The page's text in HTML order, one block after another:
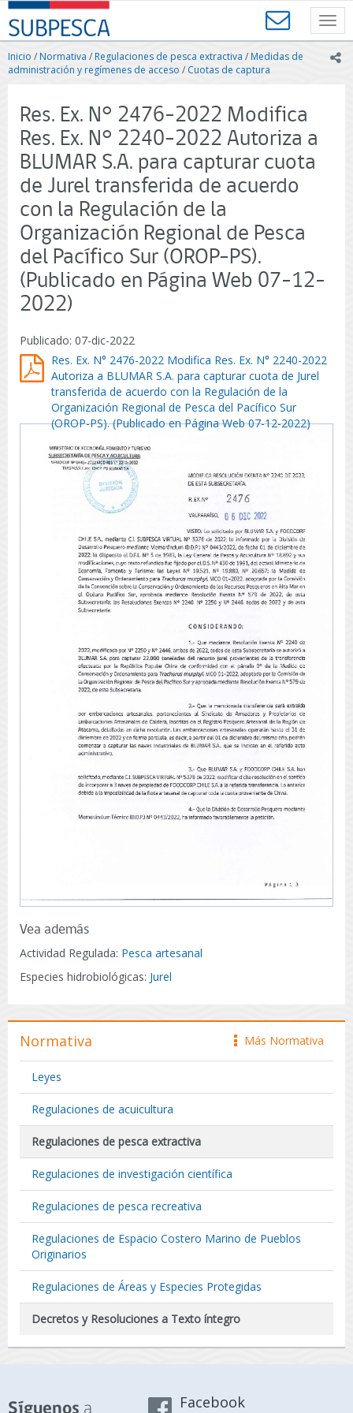
Contenido
principal
SUBPESCA
-
Subsecretaría
de
Acuicultura
Gobierno
de
Chile
Inicio /Normativa / Regulaciones de pesca extractiva / Medidas de
administración y regímenes de acceso / Cuotas de captura
Res. Ex. N° 2476-2022 Modifica
Res. Ex. N° 2240-2022 Autoriza a
BLUMAR S.A. para capturar cuota
de Jurel transferida de acuerdo
con la Regulación de la
Organización Regional de Pesca
del Pacífico Sur (OROP-PS).
(Publicado en Página Web 07-12-
2022)
Publicado: 07-dic-2022
Res. Ex. N° 2476-2022 Modifica Res. Ex. N° 2240-2022
Autoriza a BLUMAR S.A. para capturar cuota de Jurel
transferida de acuerdo con la Regulación de la
Organización Regional de Pesca del Pacífico Sur
(OROP-PS). (Publicado en Página Web 07-12-2022)
Vea además
Actividad Regulada: Pesca artesanal
Especies hidrobiológicas: Jurel
icono
Más Normativa
Normativa
Leyes
Regulaciones de acuicultura
Regulaciones de pesca extractiva
Regulaciones de investigación científica
Regulaciones de pesca recreativa
Regulaciones de Espacio Costero Marino de Pueblos
Originarios
Regulaciones de Áreas y Especies Protegidas
Decretos y Resoluciones a Texto íntegro
Síguenos a Facebook